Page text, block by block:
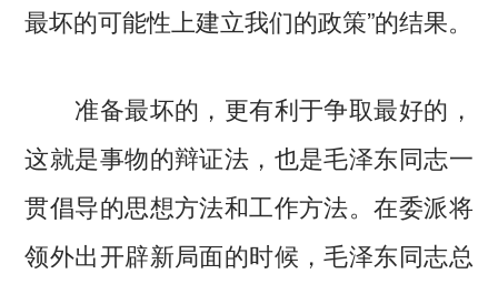
最坏的可能性上建立我们的政策”的结果。
准备最坏的，更有利于争取最好的，
这就是事物的辩证法，也是毛泽东同志一
贯倡导的思想方法和工作方法。在委派将
领外出开辟新局面的时候，毛泽东同志总